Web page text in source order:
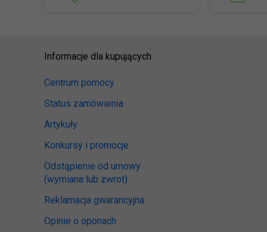
Informacje dla kupujących
Centrum pomocy
Status zamówienia
Artykuły
Konkursy i promocje
Odstąpienie od umowy
(wymiana lub zwrot)
Reklamacja gwarancyjna
Opinie o oponach